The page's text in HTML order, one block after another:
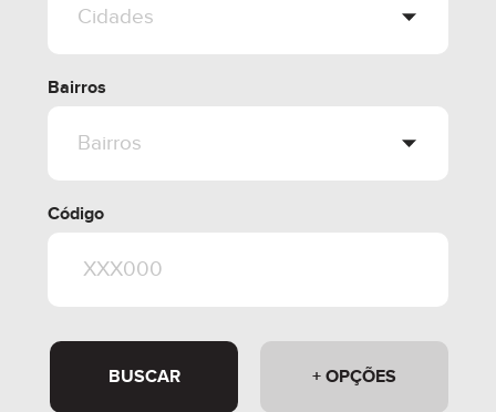
Bairros
Código
+ OPÇÕES
BUSCAR